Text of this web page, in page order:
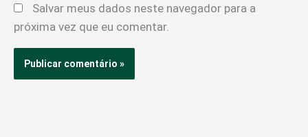
Salvar meus dados neste navegador para a
próxima vez que eu comentar.